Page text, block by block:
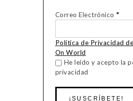
Correo Electrónico *
Política de Privacidad
On World
He leído y acepto la
privacidad